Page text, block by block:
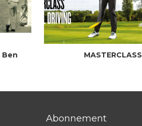
Ben MASTERCLASS
Abonnement